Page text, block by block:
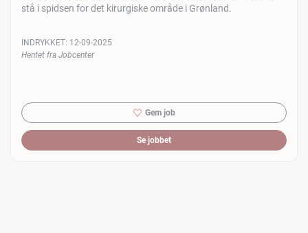
stå i spidsen for det kirurgiske område i Grønland.
INDRYKKET: 12-09-2025
Hentet fra Jobcenter
Gem job
Se jobbet